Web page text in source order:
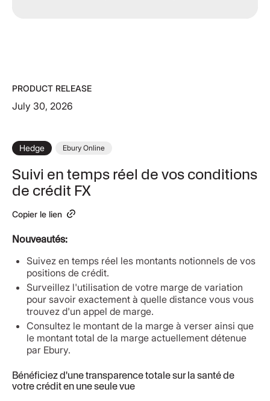
PRODUCT RELEASE
July 30, 2026
Hedge Ebury Online
Suivi en temps réel de vos conditions
de crédit FX
Copier le lien
Nouveautés:
Suivez en temps réel les montants notionnels de vos
positions de crédit.
Surveillez l'utilisation de votre marge de variation
pour savoir exactement à quelle distance vous vous
trouvez d'un appel de marge.
Consultez le montant de la marge à verser ainsi que
le montant total de la marge actuellement détenue
par Ebury.
Bénéficiez d'une transparence totale sur la santé de
votre crédit en une seule vue